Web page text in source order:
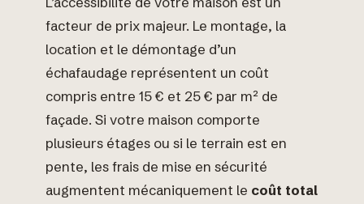
facteur de prix majeur. Le montage, la
location et le démontage d’un
échafaudage représentent un coût
compris entre 15 € et 25 € par m² de
façade. Si votre maison comporte
plusieurs étages ou si le terrain est en
pente, les frais de mise en sécurité
augmentent mécaniquement le coût total